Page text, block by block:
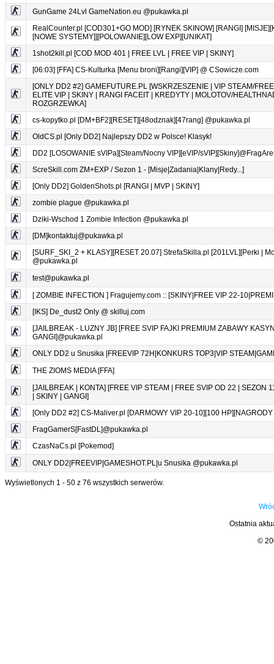
GunGame 24Lvl GameNation.eu @pukawka.pl
RealCounter.pl [COD301+GO MOD] [RYNEK SKINOW] [RANGI]
[NOWE SYSTEMY]][POLOWANIE][LOW EXP][UNIKAT]
1shot2kill.pl [COD MOD 401 | FREE LVL | FREE VIP | SKINY]
[06:03] [FFA] CS-Kulturka [Menu broni][Rangi][VIP] @ CSowicze.com
[ONLY DD2 #2] GAMEFUTURE.PL [WSKRZESZENIE | VIP STEAM/
ELITE VIP | SKINY | RANGI FACEIT | KREDYTY | MOLOTOV/
ROZGRZEWKA]
cs-kopytko.pl [DM+BF2][RESET][48odznak][47rang] @pukawka.pl
OldCS.pl [Only DD2] Najlepszy DD2 w Polsce! Klasyk!
DD2 [LOSOWANIE sVIPa][Steam/Nocny VIP][eVIP/
ScreSkill.com ZM+EXP / Sezon 1 - [Misje|Zadania|Klany|Redy...]
[Only DD2] GoldenShots.pl [RANGI | MVP | SKINY]
zombie plague @pukawka.pl
Dziki-Wschod 1 Zombie Infection @pukawka.pl
[DM]kontaktuj@pukawka.pl
[SURF_SKI_2 + KLASY][RESET 20.07] StrefaSkilla.pl [201LVL][Perki |
@pukawka.pl
test@pukawka.pl
[ ZOMBIE INFECTION ] Fragujemy.com :: [SKINY|FREE VIP 22-
[IKS] De_dust2 Only @ skilluj.com
[JAILBREAK - LUZNY JB] [FREE SVIP FAJKI PREMIUM ZABAWY
GANGI]@pukawka.pl
ONLY DD2 u Snusika |FREEVIP 72H|KONKURS TOP3|VIP
THE ZIOMS MEDIA [FFA]
[JAILBREAK | KONTA] [FREE VIP STEAM | FREE SVIP OD 22 | SEZON
| SKINY | GANGI]
[Only DD2 #2] CS-Maliver.pl [DARMOWY VIP 20-10][100 HP][NAGRODY
FragGamerS[FastDL]@pukawka.pl
CzasNaCs.pl [Pokemod]
ONLY DD2|FREEVIP|GAMESHOT.PL|u Snusika @pukawka.pl
Wyświetlonych 1 - 50 z 76 wszystkich serwerów.
Ostatnia
©